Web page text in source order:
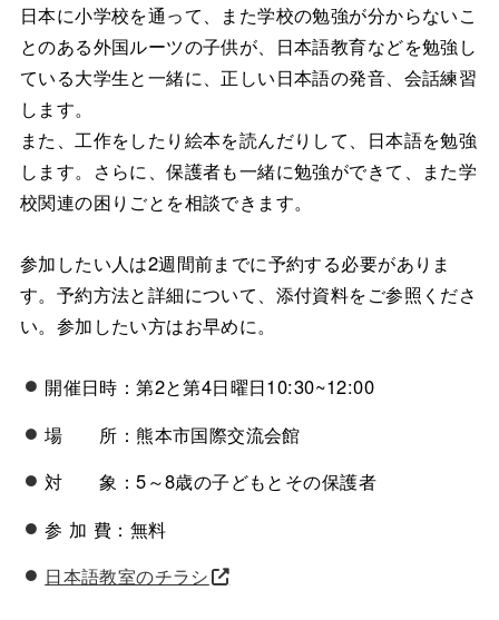
日本に小学校を通って、また学校の勉強が分からないこ
とのある外国ルーツの子供が、日本語教育などを勉強し
ている大学生と一緒に、正しい日本語の発音、会話練習
します。
また、工作をしたり絵本を読んだりして、日本語を勉強
します。さらに、保護者も一緒に勉強ができて、また学
校関連の困りごとを相談できます。
参加したい人は2週間前までに予約する必要がありま
す。予約方法と詳細について、添付資料をご参照くださ
い。参加したい方はお早めに。
開催日時：第2と第4日曜日10:30~12:00
場 所：熊本市国際交流会館
対 象：5～8歳の子どもとその保護者
参 加 費：無料
日本語教室のチラシ